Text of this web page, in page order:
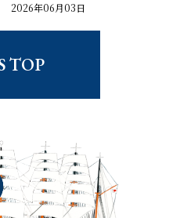
2026年06月03日
TOP